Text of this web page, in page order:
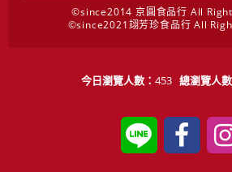
©since2014 京圓食品行 All
©since2021翊芳珍食品行 All
今日瀏覽人數： 453 總瀏覽人數